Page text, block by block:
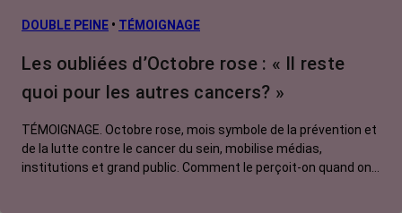
DOUBLE PEINE • TÉMOIGNAGE
Les oubliées d’Octobre rose : « Il reste
quoi pour les autres cancers? »
TÉMOIGNAGE. Octobre rose, mois symbole de la prévention et
de la lutte contre le cancer du sein, mobilise médias,
institutions et grand public. Comment le perçoit-on quand on